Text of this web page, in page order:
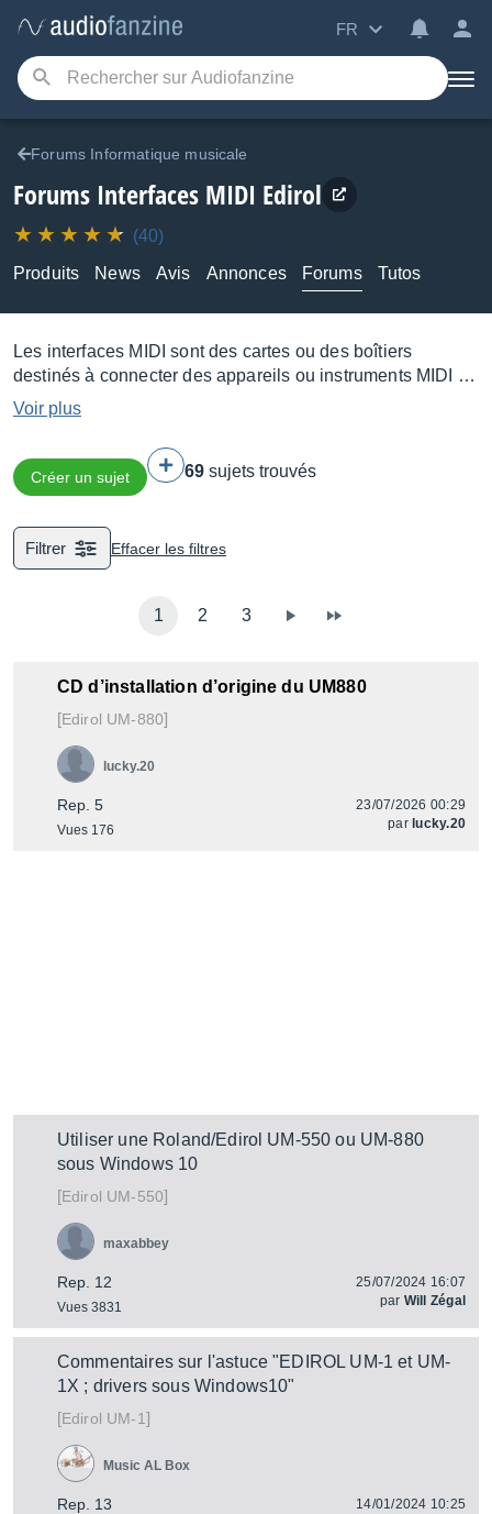
FR
Forums Informatique musicale
Forums Interfaces MIDI Edirol
(40)
Produits
News Avis Annonces Forums Tutos
Les interfaces MIDI sont des cartes ou des boîtiers
destinés à connecter des appareils ou instruments MIDI à
l'ordinateur. On les distinguera surtout en fonction du
nombre d'entrées et de sorties qu'ils offrent.
Voir plus
Créer un sujet 69 sujets trouvés
Filtrer Effacer les filtres
1 2 3
CD d’installation d’origine du UM880
[Edirol UM-880]
Rep. 5
Vues 176
lucky.20
23/07/2026 00:29
par lucky.20
Utiliser une Roland/Edirol UM-550 ou UM-880
sous Windows 10
[Edirol UM-550]
Rep. 12
Vues 3831
maxabbey
25/07/2024 16:07
par Will Zégal
Commentaires sur l'astuce "EDIROL UM-1 et UM-
1X ; drivers sous Windows10"
[Edirol UM-1]
Rep. 13
Music AL Box
14/01/2024 10:25